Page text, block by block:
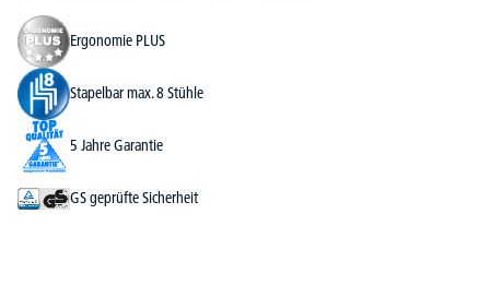
Ergonomie PLUS
Stapelbar max. 8 Stühle
5 Jahre Garantie
GS geprüfte Sicherheit